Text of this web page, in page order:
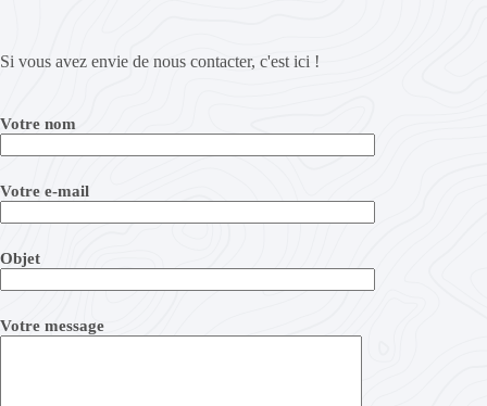
Si vous avez envie de nous contacter, c'est ici !
Votre nom
Votre e-mail
Objet
Votre message